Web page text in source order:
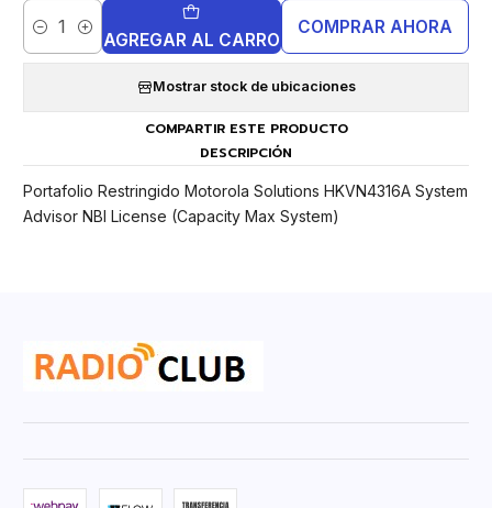
Cantidad AGREGAR AL CARRO
COMPRAR AHORA
Mostrar stock de ubicaciones
COMPARTIR ESTE PRODUCTO
DESCRIPCIÓN
Portafolio Restringido Motorola Solutions HKVN4316A System
Advisor NBI License (Capacity Max System)